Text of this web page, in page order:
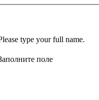
type your full name.
поле